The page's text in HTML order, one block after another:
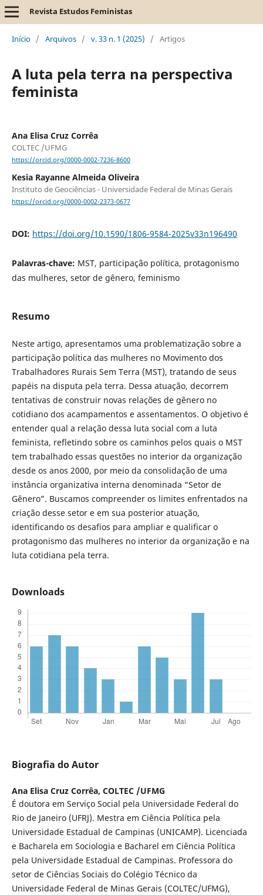
Revista Estudos Feministas
Início / Arquivos / v. 33 n. 1 (2025) / Artigos
A luta pela terra na perspectiva
feminista
Ana Elisa Cruz Corrêa
COLTEC /UFMG
https://orcid.org/0000-0002-7236-8600
Kesia Rayanne Almeida Oliveira
Instituto de Geociências - Universidade Federal de Minas Gerais
https://orcid.org/0000-0002-2373-0677
DOI: https://doi.org/10.1590/1806-9584-2025v33n196490
Palavras-chave: MST, participação política, protagonismo
das mulheres, setor de gênero, feminismo
Resumo
Neste artigo, apresentamos uma problematização sobre a
participação política das mulheres no Movimento dos
Trabalhadores Rurais Sem Terra (MST), tratando de seus
papéis na disputa pela terra. Dessa atuação, decorrem
tentativas de construir novas relações de gênero no
cotidiano dos acampamentos e assentamentos. O objetivo é
entender qual a relação dessa luta social com a luta
feminista, refletindo sobre os caminhos pelos quais o MST
tem trabalhado essas questões no interior da organização
desde os anos 2000, por meio da consolidação de uma
instância organizativa interna denominada “Setor de
Gênero”. Buscamos compreender os limites enfrentados na
criação desse setor e em sua posterior atuação,
identificando os desafios para ampliar e qualificar o
protagonismo das mulheres no interior da organização e na
luta cotidiana pela terra.
Downloads
Biografia do Autor
Ana Elisa Cruz Corrêa, COLTEC /UFMG
É doutora em Serviço Social pela Universidade Federal do
Rio de Janeiro (UFRJ). Mestra em Ciência Política pela
Universidade Estadual de Campinas (UNICAMP). Licenciada
e Bacharela em Sociologia e Bacharel em Ciência Política
pela Universidade Estadual de Campinas. Professora do
setor de Ciências Sociais do Colégio Técnico da
Universidade Federal de Minas Gerais (COLTEC/UFMG),